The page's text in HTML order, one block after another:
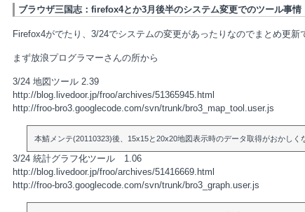
ブラウザ三国志：firefox4とか3月後半のシステム変更でのツール事情
Firefox4がでたり、3/24でシステムの変更があったりなのでまとめ更新
まず放浪プログラマーさんの所から
3/24 地図ツール 2.39
http://blog.livedoor.jp/froo/archives/51365945.html
http://froo-bro3.googlecode.com/svn/trunk/bro3_map_tool.user.js
本鯖メンテ(20110323)後、15x15と20x20地図表示時のデータ取得がおかしく
3/24 統計グラフ化ツール 1.06
http://blog.livedoor.jp/froo/archives/51416669.html
http://froo-bro3.googlecode.com/svn/trunk/bro3_graph.user.js